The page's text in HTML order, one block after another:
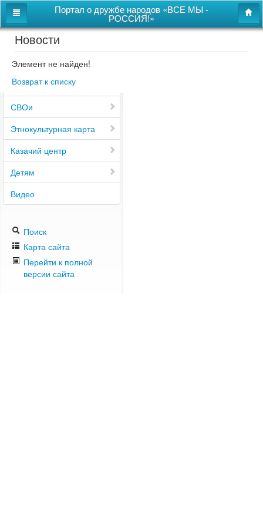
Портал о дружбе народов «ВСЕ МЫ -
РОССИЯ!»
Главная
Дом дружбы народов
Новости
СВОи
Этнокультурная карта
Казачий центр
Детям
Видео
Поиск
Карта сайта
Перейти к полной
версии сайта
Новости
Элемент не найден!
Возврат к списку